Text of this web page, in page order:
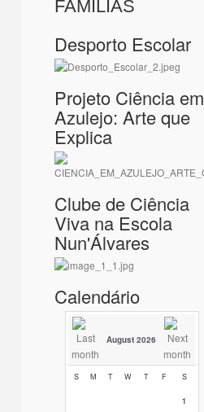
FAMÍLIAS
Desporto Escolar
Projeto Ciência em
Azulejo: Arte que
Explica
Clube de Ciência
Viva na Escola
Nun'Álvares
Calendário
August 2026
S M T W T F S
1